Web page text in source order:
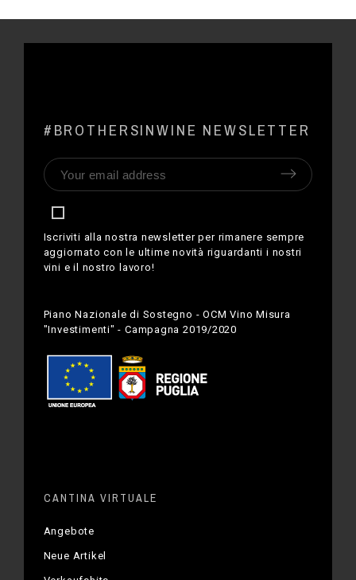
#BROTHERSINWINE NEWSLETTER
Iscriviti alla nostra newsletter per rimanere sempre
aggiornato con le ultime novità riguardanti i nostri
vini e il nostro lavoro!
Piano Nazionale di Sostegno - OCM Vino Misura
"Investimenti" - Campagna 2019/2020
CANTINA VIRTUALE
Angebote
Neue Artikel